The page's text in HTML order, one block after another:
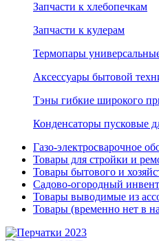
Запчасти к хлебопечкам
Запчасти к кулерам
Термопары
Аксессуары бытовой
Тэны гибкие широкого
Конденсаторы пусковые
Газо-электросварочное
Товары для стройки и
Товары бытового и
Садово-огородный
Товары выводимые из
Товары (временно нет в